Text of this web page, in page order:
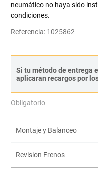
neumático no haya sido
condiciones.
Referencia: 1025862
Si tu método de entrega
aplicaran recargos por
Obligatorio
Montaje y Balanceo
Revision Frenos